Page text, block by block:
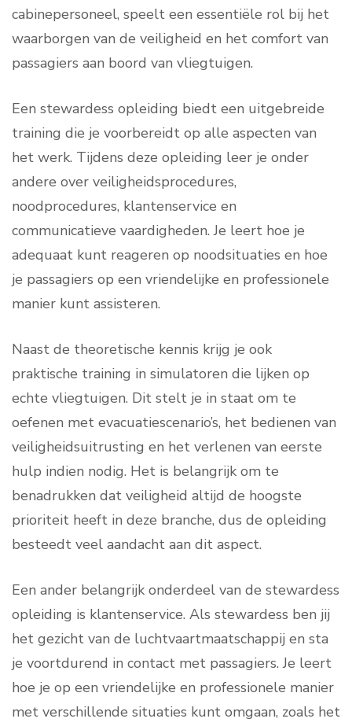
cabinepersoneel, speelt een essentiële rol bij het
waarborgen van de veiligheid en het comfort van
passagiers aan boord van vliegtuigen.
Een stewardess opleiding biedt een uitgebreide
training die je voorbereidt op alle aspecten van
het werk. Tijdens deze opleiding leer je onder
andere over veiligheidsprocedures,
noodprocedures, klantenservice en
communicatieve vaardigheden. Je leert hoe je
adequaat kunt reageren op noodsituaties en hoe
je passagiers op een vriendelijke en professionele
manier kunt assisteren.
Naast de theoretische kennis krijg je ook
praktische training in simulatoren die lijken op
echte vliegtuigen. Dit stelt je in staat om te
oefenen met evacuatiescenario’s, het bedienen van
veiligheidsuitrusting en het verlenen van eerste
hulp indien nodig. Het is belangrijk om te
benadrukken dat veiligheid altijd de hoogste
prioriteit heeft in deze branche, dus de opleiding
besteedt veel aandacht aan dit aspect.
Een ander belangrijk onderdeel van de stewardess
opleiding is klantenservice. Als stewardess ben jij
het gezicht van de luchtvaartmaatschappij en sta
je voortdurend in contact met passagiers. Je leert
hoe je op een vriendelijke en professionele manier
met verschillende situaties kunt omgaan, zoals het